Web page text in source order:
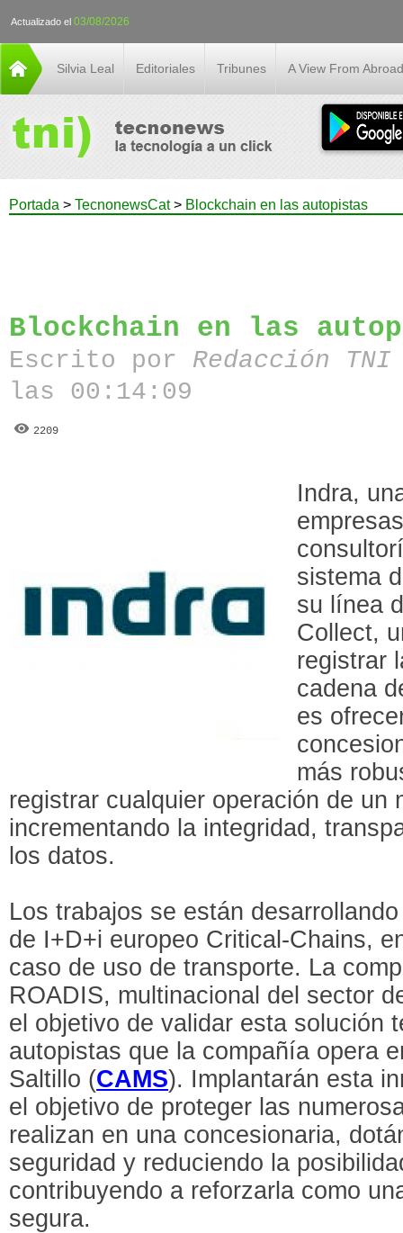
Actualizado el 03/08/2026
Silvia Leal Editoriales Tribunes A View From Abroad
Portada > TecnonewsCat > Blockchain en las autopistas
Blockchain en las
Escrito por Redacción
las 00:14:09
2209
Indra,
sistema
su línea
Collect,
registrar
cadena
es
más
registrar cualquier operación de un
incrementando la integridad,
los datos.
Los trabajos se están
de I+D+i europeo Critical-Chains,
caso de uso de transporte. La
ROADIS, multinacional del sector
el objetivo de validar esta solución
autopistas que la compañía opera
Saltillo (CAMS). Implantarán esta
el objetivo de proteger las
realizan en una concesionaria,
seguridad y reduciendo la
contribuyendo a reforzarla como
segura.